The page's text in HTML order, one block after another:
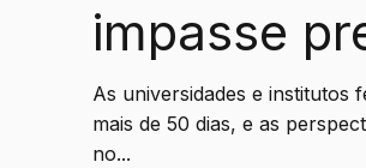
impasse
As universidades e institutos
mais de 50 dias, e as
no...